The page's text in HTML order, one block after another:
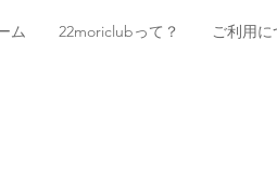
ム 22moriclubって？ ご利用に